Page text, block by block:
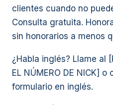
clientes cuando no
Consulta gratuita.
sin honorarios a menos
¿Habla inglés? Llame al
EL NÚMERO DE NICK]
formulario en inglés.